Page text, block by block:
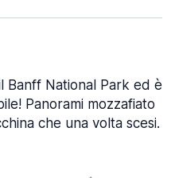
Banff National Park ed è
Panorami mozzafiato
che una volta scesi.